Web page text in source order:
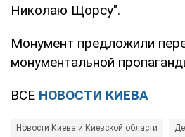
Николаю Щорсу".
Монумент предложили
монументальной
ВСЕ НОВОСТИ КИЕВА
Новости Киева и Киевской области